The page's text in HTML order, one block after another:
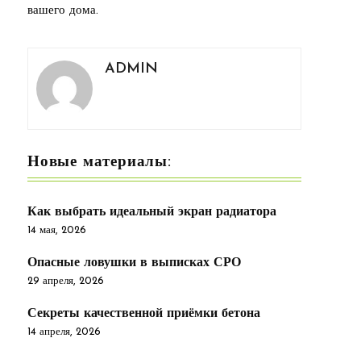
вашего дома.
ADMIN
Новые материалы:
Как выбрать идеальный экран радиатора
14 мая, 2026
Опасные ловушки в выписках СРО
29 апреля, 2026
Секреты качественной приёмки бетона
14 апреля, 2026